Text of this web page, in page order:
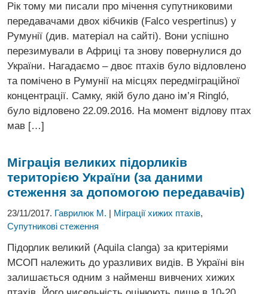
Рік тому ми писали про мічення супутниковими
передавачами двох кібчиків (Falco vespertinus) у
Румунії (див. матеріал на сайті). Вони успішно
перезимували в Африці та знову повернулися до
України. Нагадаємо – двоє птахів було відловлено
та помічено в Румунії на місцях передміграційної
концентрації. Самку, якій було дано ім’я Ringló,
було відловено 22.09.2016. На момент відлову птах
мав […]
Міграція великих підорликів
територією України (за даними
стеження за допомогою передавачів)
23/11/2017. Гаврилюк М. | Міграції хижих птахів,
Супутникові стеження
Підорлик великий (Aquila clanga) за критеріями
МСОП належить до уразливих видів. В Україні він
залишається одним з найменш вивчених хижих